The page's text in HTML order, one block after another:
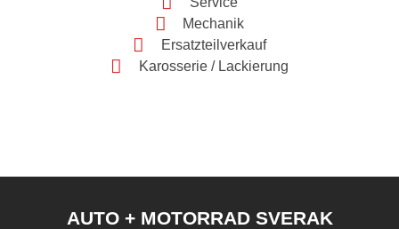
Mechanik
Ersatzteilverkauf
Karosserie / Lackierung
AUTO + MOTORRAD SVERAK